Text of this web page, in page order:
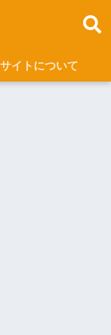
イトについて